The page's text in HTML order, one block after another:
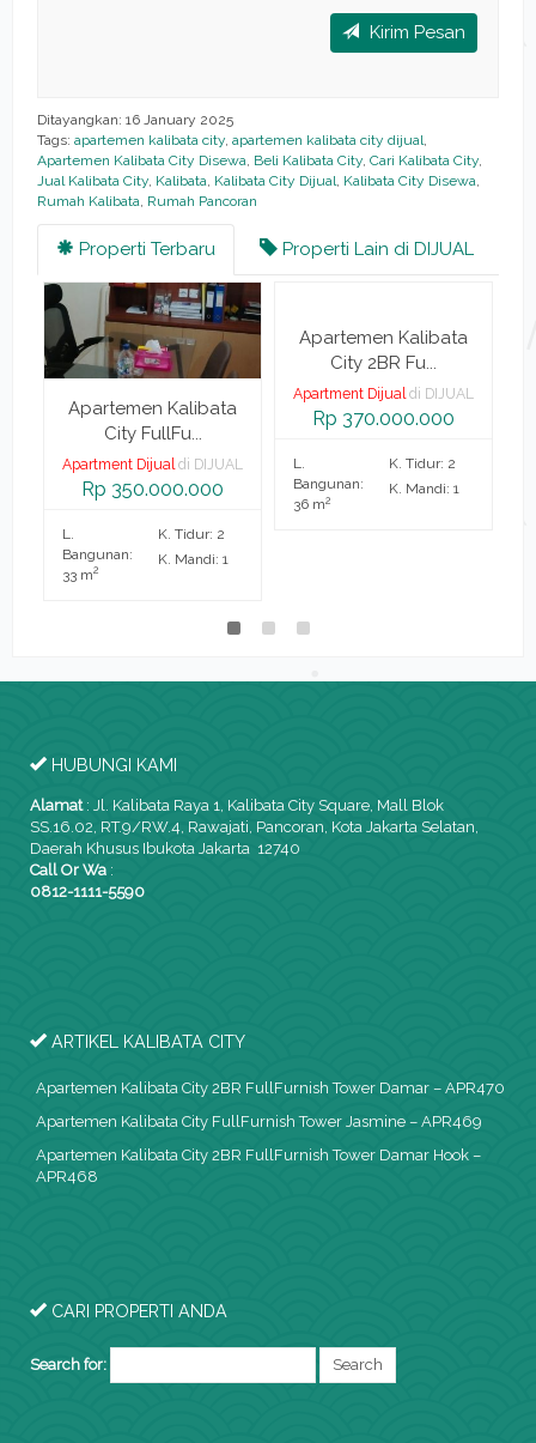
Kirim Pesan
Ditayangkan: 16 January 2025
Tags: apartemen kalibata city, apartemen kalibata city dijual,
Apartemen Kalibata City Disewa, Beli Kalibata City, Cari Kalibata City,
Jual Kalibata City, Kalibata, Kalibata City Dijual, Kalibata City Disewa,
Rumah Kalibata, Rumah Pancoran
Properti Terbaru Properti Lain di DIJUAL
Apartemen Kalibata
City FullFu...
Apartment Dijual di DIJUAL
Rp 350.000.000
L.
Bangunan:
33 m2
K. Tidur: 2
K. Mandi: 1
Apartemen Kalibata
City 2BR Fu...
Apartment Dijual di DIJUAL
Rp 370.000.000
L.
Bangunan:
36 m2
K. Tidur: 2
K. Mandi: 1
HUBUNGI KAMI
Alamat: Jl. Kalibata Raya 1, Kalibata City Square, Mall Blok
SS.16.02, RT.9/RW.4, Rawajati, Pancoran, Kota Jakarta Selatan,
Daerah Khusus Ibukota Jakarta 12740
Call Or Wa :
0812-1111-5590
ARTIKEL KALIBATA CITY
Apartemen Kalibata City 2BR FullFurnish Tower Damar – APR470
Apartemen Kalibata City FullFurnish Tower Jasmine – APR469
Apartemen Kalibata City 2BR FullFurnish Tower Damar Hook –
APR468
CARI PROPERTI ANDA
Search for: